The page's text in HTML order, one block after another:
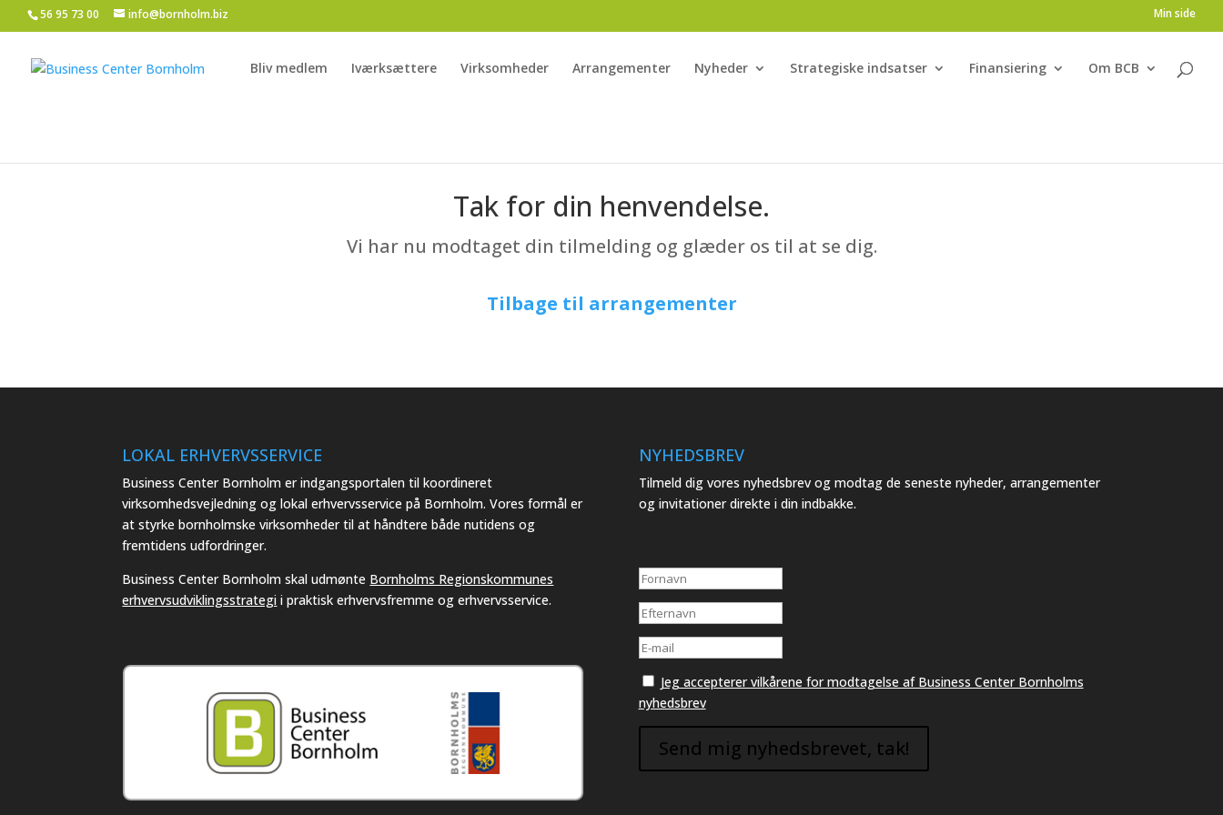
56 95 73 00 info@bornholm.biz Min side
Bliv medlem Iværksættere Virksomheder Arrangementer Nyheder Strategiske indsatser Finansiering Om BCB
Tak for din henvendelse.
Vi har nu modtaget din tilmelding og glæder os til at se dig.
Tilbage til arrangementer
LOKAL ERHVERVSSERVICE
Business Center Bornholm er indgangsportalen til koordineret
virksomhedsvejledning og lokal erhvervsservice på Bornholm. Vores formål er
at styrke bornholmske virksomheder til at håndtere både nutidens og
fremtidens udfordringer.
Business Center Bornholm skal udmønte Bornholms Regionskommunes
erhvervsudviklingsstrategi i praktisk erhvervsfremme og erhvervsservice.
NYHEDSBREV
Tilmeld dig vores nyhedsbrev og modtag de seneste nyheder, arrangementer
og invitationer direkte i din indbakke.
Jeg accepterer vilkårene for modtagelse af Business Center Bornholms
nyhedsbrev